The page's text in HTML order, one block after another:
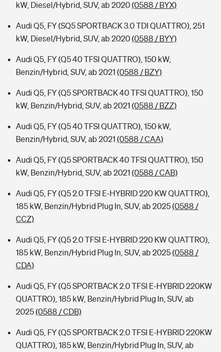
kW, Diesel/Hybrid, SUV, ab 2020(0588 / BYX)
Audi Q5, FY (SQ5 SPORTBACK 3.0 TDI QUATTRO), 251
kW, Diesel/Hybrid, SUV, ab 2020(0588 / BYY)
Audi Q5, FY (Q5 40 TFSI QUATTRO), 150 kW,
Benzin/Hybrid, SUV, ab 2021 (0588 / BZY)
Audi Q5, FY (Q5 SPORTBACK 40 TFSI QUATTRO), 150
kW, Benzin/Hybrid, SUV, ab 2021 (0588 / BZZ)
Audi Q5, FY (Q5 40 TFSI QUATTRO), 150 kW,
Benzin/Hybrid, SUV, ab 2021 (0588 / CAA)
Audi Q5, FY (Q5 SPORTBACK 40 TFSI QUATTRO), 150
kW, Benzin/Hybrid, SUV, ab 2021 (0588 / CAB)
Audi Q5, FY (Q5 2.0 TFSI E-HYBRID 220 KW QUATTRO),
185 kW, Benzin/Hybrid Plug In, SUV, ab 2025(0588 /
CCZ)
Audi Q5, FY (Q5 2.0 TFSI E-HYBRID 220 KW QUATTRO),
185 kW, Benzin/Hybrid Plug In, SUV, ab 2025(0588 /
CDA)
Audi Q5, FY (Q5 SPORTBACK 2.0 TFSI E-HYBRID 220KW
QUATTRO), 185 kW, Benzin/Hybrid Plug In, SUV, ab
2025(0588 / CDB)
Audi Q5, FY (Q5 SPORTBACK 2.0 TFSI E-HYBRID 220KW
QUATTRO), 185 kW, Benzin/Hybrid Plug In, SUV, ab